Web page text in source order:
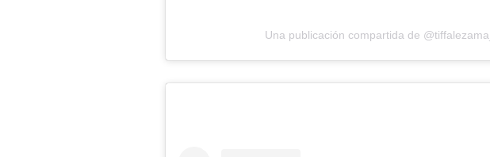
Una publicación compartida de @tiffalezama_